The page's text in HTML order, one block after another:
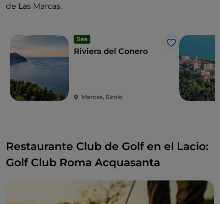
de Las Marcas.
Sea
Me gusta
Riviera del Conero
Marcas, Sirolo
Restaurante Club de Golf en el Lacio:
Golf Club Roma Acquasanta